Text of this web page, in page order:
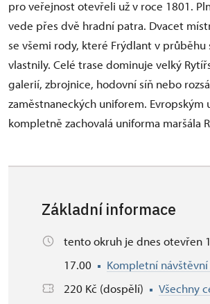
pro veřejnost otevřeli už v roce 1801.
vede přes dvě hradní patra. Dvacet
se všemi rody, které Frýdlant v
vlastnily. Celé trase dominuje velký
galerií, zbrojnice, hodovní síň nebo
zaměstnaneckých uniforem. Evropským
kompletně zachovalá uniforma maršála
Základní informace
tento okruh je dnes otevřen
17.00
Kompletní
220 Kč (dospělí)
Všechny